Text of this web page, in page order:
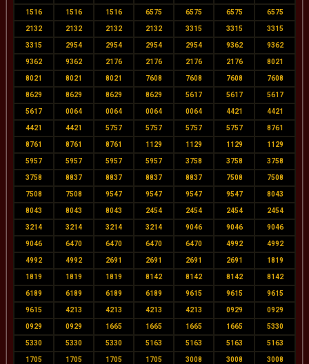
1516 1516 1516 6575 6575 6575 6575
2132 2132 2132 2132 3315 3315 3315
3315 2954 2954 2954 2954 9362 9362
9362 9362 2176 2176 2176 2176 8021
8021 8021 8021 7608 7608 7608 7608
8629 8629 8629 8629 5617 5617 5617
5617 0064 0064 0064 0064 4421 4421
4421 4421 5757 5757 5757 5757 8761
8761 8761 8761 1129 1129 1129 1129
5957 5957 5957 5957 3758 3758 3758
3758 8837 8837 8837 8837 7508 7508
7508 7508 9547 9547 9547 9547 8043
8043 8043 8043 2454 2454 2454 2454
3214 3214 3214 3214 9046 9046 9046
9046 6470 6470 6470 6470 4992 4992
4992 4992 2691 2691 2691 2691 1819
1819 1819 1819 8142 8142 8142 8142
6189 6189 6189 6189 9615 9615 9615
9615 4213 4213 4213 4213 0929 0929
0929 0929 1665 1665 1665 1665 5330
5330 5330 5330 5163 5163 5163 5163
1705 1705 1705 1705 3008 3008 3008